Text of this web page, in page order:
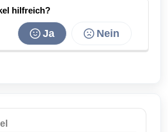
hilfreich?
Nein
Ja